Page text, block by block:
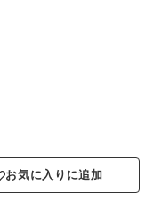
お気に入りに追加